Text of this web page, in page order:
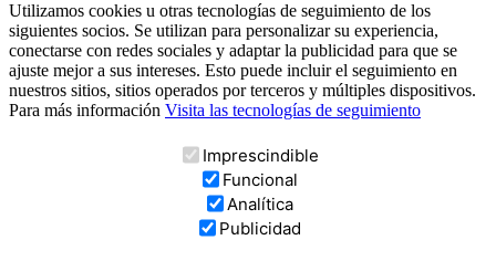
Utilizamos cookies u otras tecnologías de seguimiento de los
siguientes socios. Se utilizan para personalizar su experiencia,
conectarse con redes sociales y adaptar la publicidad para que se
ajuste mejor a sus intereses. Esto puede incluir el seguimiento en
nuestros sitios, sitios operados por terceros y múltiples dispositivos.
Para más información Visita las tecnologías de seguimiento
Imprescindible
Funcional
Analítica
Publicidad